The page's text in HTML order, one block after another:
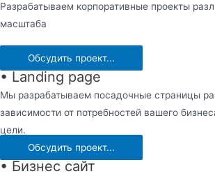
Разрабатываем корпоративные проекты
масштаба
Обсудить проект...
• Landing page
Мы разрабатываем посадочные страницы
зависимости от потребностей вашего
цели.
Обсудить проект...
• Бизнес сайт